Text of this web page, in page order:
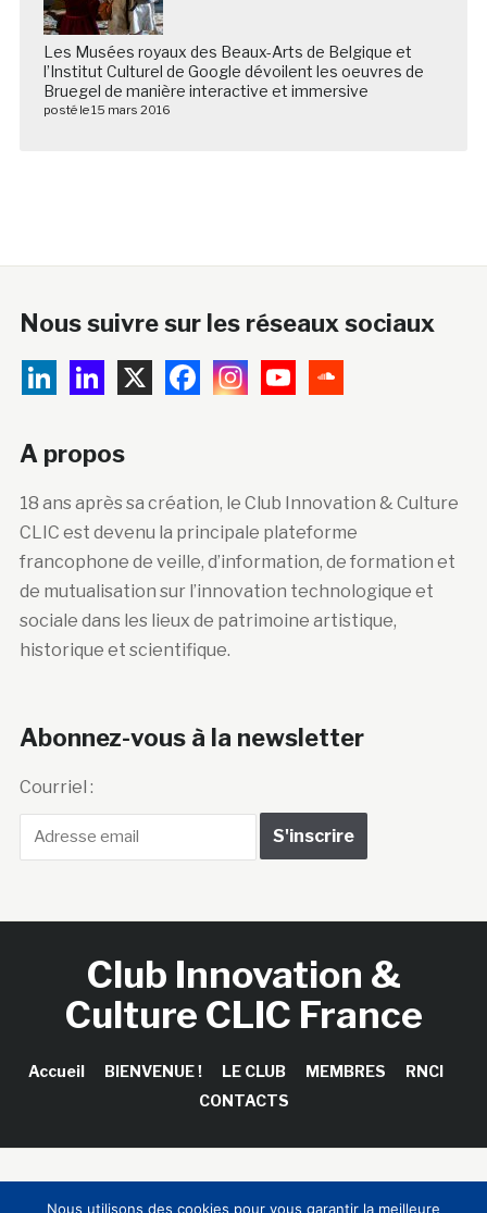
Les Musées royaux des Beaux-Arts de Belgique et
l’Institut Culturel de Google dévoilent les oeuvres de
Bruegel de manière interactive et immersive
posté le 15 mars 2016
Nous suivre sur les réseaux sociaux
A propos
18 ans après sa création, le Club Innovation & Culture
CLIC est devenu la principale plateforme
francophone de veille, d’information, de formation et
de mutualisation sur l’innovation technologique et
sociale dans les lieux de patrimoine artistique,
historique et scientifique.
Abonnez-vous à la newsletter
Courriel :
Club Innovation &
Culture CLIC France
Accueil BIENVENUE ! LE CLUB MEMBRES
RNCI
CONTACTS
Nous utilisons des cookies pour vous garantir la meilleure